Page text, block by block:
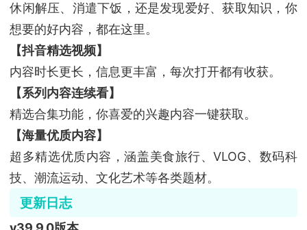
休闲解压、消遣下饭，还是发现爱好、获取知识，你
想要的好内容，都在这里。
【抖音精选视频】
内容时长更长，信息更丰富，每次打开都有收获。
【系列内容连续看】
精选合集功能，你喜爱的兴趣内容一键获取。
【海量优质内容】
超多精选优质内容，涵盖美食旅行、VLOG、数码科
技、潮流运动、文化艺术等各类题材。
更新日志